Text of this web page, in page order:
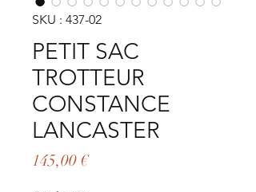
SKU : 437-02
PETIT SAC
TROTTEUR
CONSTANCE
LANCASTER
145,00 €Prix